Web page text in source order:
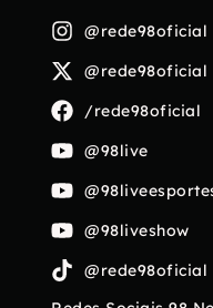
@rede98oficial
@rede98oficial
/rede98oficial
@98live
@98liveshow
@rede98oficial